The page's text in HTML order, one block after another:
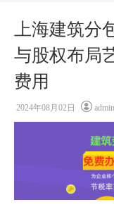
上海建筑分
与股权布局
费用
2024年08月02日 admin